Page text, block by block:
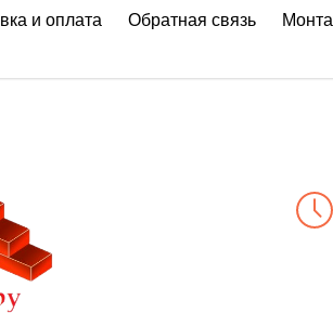
и оплата Обратная связь